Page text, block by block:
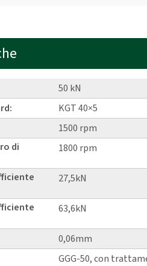
50 kN
KGT 40×5
1500 rpm
di
1800 rpm
27,5kN
63,6kN
0,06mm
GGG-50, con